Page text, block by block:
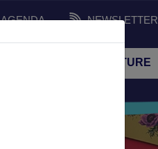
AGENDA NEWSLETTER
SPORT ET CULTURE